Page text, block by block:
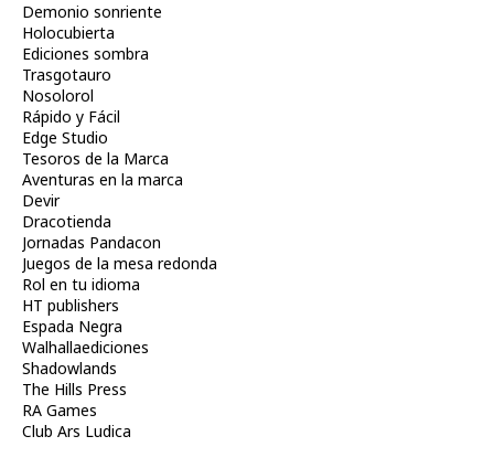
Demonio sonriente
Holocubierta
Ediciones sombra
Trasgotauro
Nosolorol
Rápido y Fácil
Edge Studio
Tesoros de la Marca
Aventuras en la marca
Devir
Dracotienda
Jornadas Pandacon
Juegos de la mesa redonda
Rol en tu idioma
HT publishers
Espada Negra
Walhallaediciones
Shadowlands
The Hills Press
RA Games
Club Ars Ludica